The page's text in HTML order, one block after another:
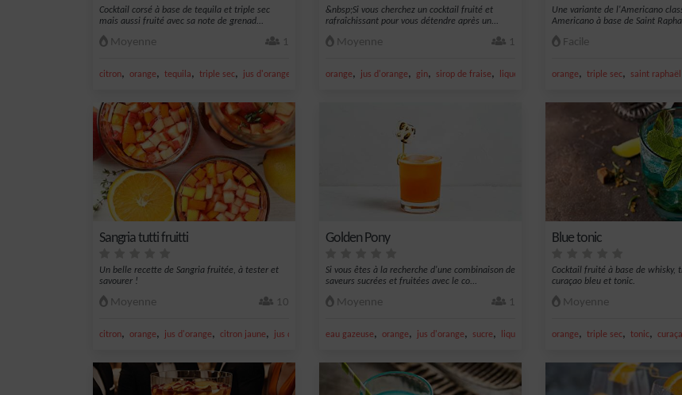
Cocktail corsé à base de tequila et triple sec
mais aussi fruité avec sa note de grenad...
Moyenne 1
citron, orange, tequila, triple sec, jus d'orange
&nbsp;Si vous cherchez un cocktail fruité et
rafraîchissant pour vous détendre après un...
Moyenne 1
orange, jus d'orange, gin, sirop de fraise, liqueur d'abricot
Une variante de l'Americano
Americano à base de Saint
Facile
orange, triple sec, saint
Sangria tutti fruitti
Un belle recette de Sangria fruitée, à tester et
savourer !
Moyenne 10
citron, orange, jus d'orange, citron jaune, jus de citron jaune
Golden Pony
Si vous êtes à la recherche d'une combinaison de
saveurs sucrées et fruitées avec le co...
Moyenne 1
eau gazeuse, orange, jus d'orange, sucre, liqueur d'abricot
Blue tonic
Cocktail fruité à base de whisky,
curaçao bleu et tonic.
Moyenne
orange, triple sec, tonic,